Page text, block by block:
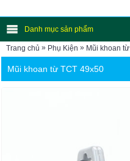
Danh mục sản phẩm
Trang chủ » Phụ Kiện » Mũi khoan từ
Mũi khoan từ TCT 49x50